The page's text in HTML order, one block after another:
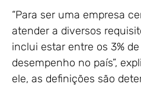
“Para ser uma empresa
atender a diversos
inclui estar entre os 3%
desempenho no país”,
ele, as definições são